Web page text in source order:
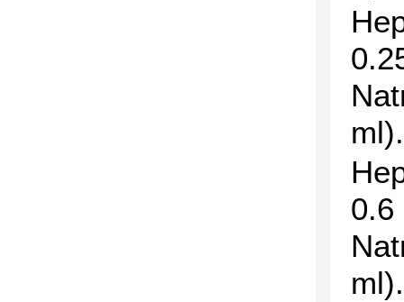
ml).
0.6
ml).